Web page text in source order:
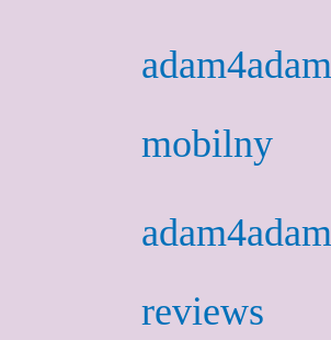
adam4adam
mobilny
adam4adam
reviews